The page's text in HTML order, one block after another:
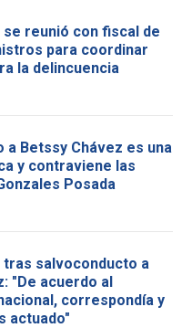
reunió con fiscal de
para coordinar
la delincuencia
a Betssy Chávez es una
y contraviene las
Posada
tras salvoconducto a
"De acuerdo al
correspondía y
actuado"